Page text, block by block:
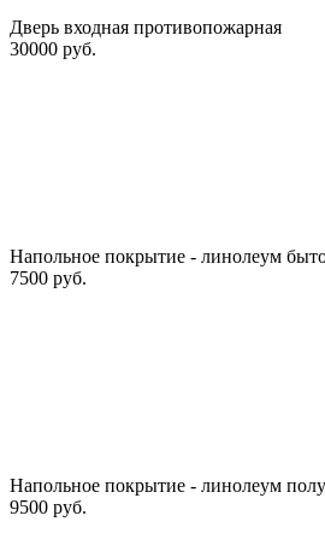
Дверь входная противопожарная
30000 руб.
Напольное покрытие - линолеум
7500 руб.
Напольное покрытие - линолеум
9500 руб.